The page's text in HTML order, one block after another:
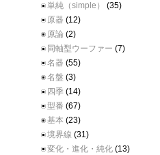
単純（simple）
(35)
原器 (12)
原論 (2)
同軸型ウーファー (7)
名器 (55)
名盤 (3)
四季 (14)
型番 (67)
基本 (23)
境界線 (31)
変化・進化・純化 (13)